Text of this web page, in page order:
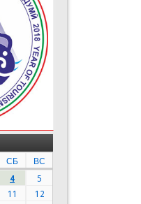
СБ
ВС
4
5
11
12